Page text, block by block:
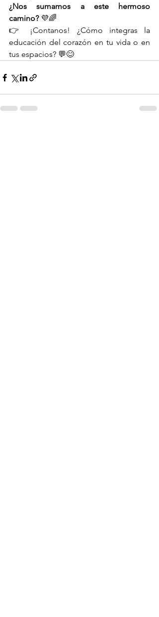
¿Nos sumamos a este hermoso
camino? 💜🌈
👉 ¡Contanos! ¿Cómo integras la
educación del corazón en tu vida o en
tus espacios? 💬😊